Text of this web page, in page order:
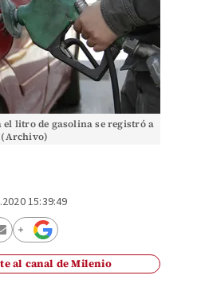
litro de gasolina se registró a
(Archivo)
15:39:49
al canal de Milenio